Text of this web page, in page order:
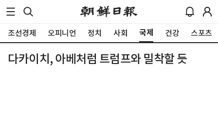
조선경제 오피니언 정치 사회 국제 건강 스포츠
다카이치, 아베처럼 트럼프와 밀착할 듯